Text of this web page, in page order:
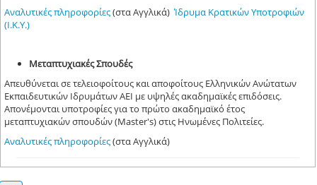
Αναλυτικές πληροφορίες(στα Αγγλικά)Ίδρυμα Κρατικών Υποτροφιών
(Ι.Κ.Υ.)
Μεταπτυχιακές Σπουδές
Απευθύνεται σε τελειοφοίτους και αποφοίτους Ελληνικών Ανώτατων
Εκπαιδευτικών Ιδρυμάτων ΑΕΙ με υψηλές ακαδημαϊκές επιδόσεις.
Απονέμονται υποτροφίες για το πρώτο ακαδημαϊκό έτος
μεταπτυχιακών σπουδών (Master's) στις Ηνωμένες Πολιτείες.
Αναλυτικές πληροφορίες(στα Αγγλικά)